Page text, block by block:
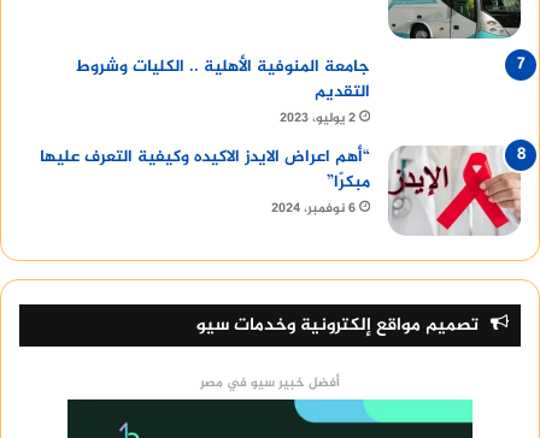
جامعة المنوفية الأهلية .. الكليات وشروط
التقديم
2 يوليو، 2023
“أهم اعراض الايدز الاكيده وكيفية التعرف عليها
مبكرًا”
6 نوفمبر، 2024
تصميم مواقع إلكترونية وخدمات سيو
أفضل خبير سيو في مصر